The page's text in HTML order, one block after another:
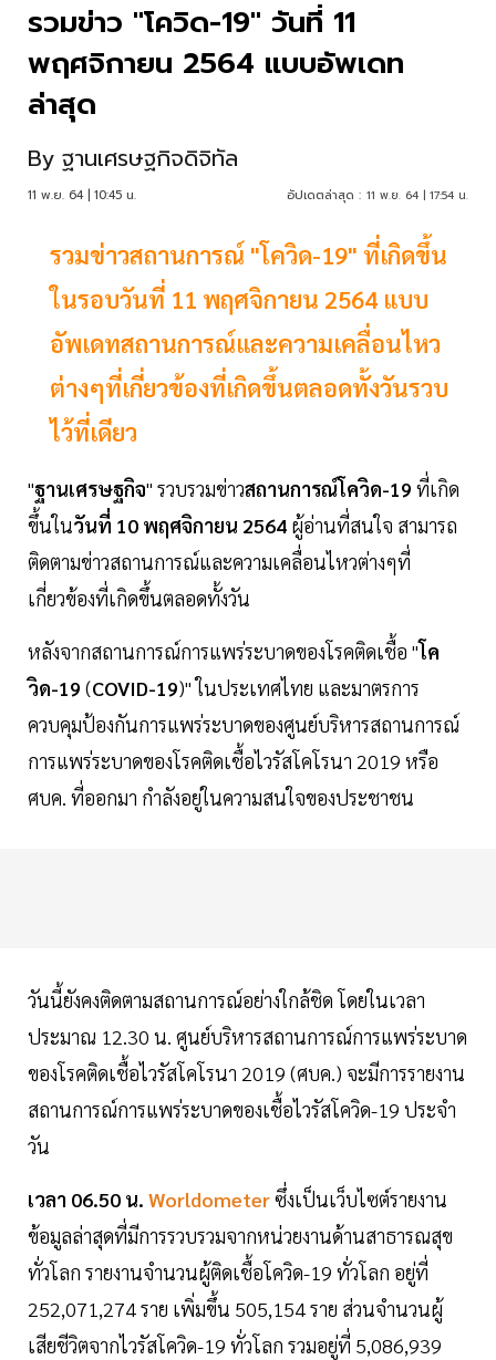
รวมข่าว "โควิด-19" วันที่ 11
พฤศจิกายน 2564 แบบอัพเดท
ล่าสุด
By ฐานเศรษฐกิจดิจิทัล
11 พ.ย. 64 | 10:45 น. อัปเดตล่าสุด : 11 พ.ย. 64 | 17:54 น.
รวมข่าวสถานการณ์ "โควิด-19" ที่เกิดขึ้น
ในรอบวันที่ 11 พฤศจิกายน 2564 แบบ
อัพเดทสถานการณ์และความเคลื่อนไหว
ต่างๆที่เกี่ยวข้องที่เกิดขึ้นตลอดทั้งวันรวบ
ไว้ที่เดียว
"ฐานเศรษฐกิจ" รวบรวมข่าวสถานการณ์โควิด-19 ที่เกิด
ขึ้นในวันที่ 10 พฤศจิกายน 2564 ผู้อ่านที่สนใจ สามารถ
ติดตามข่าวสถานการณ์และความเคลื่อนไหวต่างๆที่
เกี่ยวข้องที่เกิดขึ้นตลอดทั้งวัน
หลังจากสถานการณ์การแพร่ระบาดของโรคติดเชื้อ "โค
วิด-19 (COVID-19)" ในประเทศไทย และมาตรการ
ควบคุมป้องกันการแพร่ระบาดของศูนย์บริหารสถานการณ์
การแพร่ระบาดของโรคติดเชื้อไวรัสโคโรนา 2019 หรือ
ศบค. ที่ออกมา กำลังอยู่ในความสนใจของประชาชน
วันนี้ยังคงติดตามสถานการณ์อย่างใกล้ชิด โดยในเวลา
ประมาณ 12.30 น. ศูนย์บริหารสถานการณ์การแพร่ระบาด
ของโรคติดเชื้อไวรัสโคโรนา 2019 (ศบค.) จะมีการรายงาน
สถานการณ์การแพร่ระบาดของเชื้อไวรัสโควิด-19 ประจำ
วัน
เวลา 06.50 น. Worldometerซึ่งเป็นเว็บไซต์รายงาน
ข้อมูลล่าสุดที่มีการรวบรวมจากหน่วยงานด้านสาธารณสุข
ทั่วโลก รายงานจำนวนผู้ติดเชื้อโควิด-19 ทั่วโลก อยู่ที่
252,071,274 ราย เพิ่มขึ้น 505,154 ราย ส่วนจำนวนผู้
เสียชีวิตจากไวรัสโควิด-19 ทั่วโลก รวมอยู่ที่ 5,086,939